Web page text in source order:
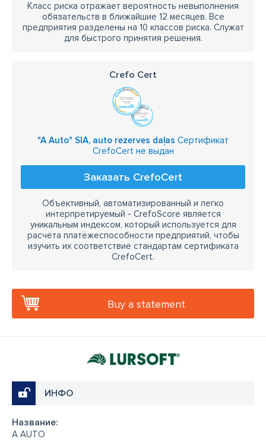
Класс риска отражает вероятность невыполнения
обязательств в ближайшие 12 месяцев. Все
предприятия разделены на 10 классов риска. Служат
для быстрого принятия решения.
Crefo Cert
"A Auto" SIA, auto rezerves daļas Сертификат
CrefoCert не выдан
Заказать CrefoCert
Объективный, автоматизированный и легко
интерпретируемый - CrefoScore является
уникальным индексом, который используется для
расчёта платёжеспособности предприятий, чтобы
изучить их соответствие стандартам сертификата
CrefoCert.
Buy a statement
ИНФО
Название:
A AUTO